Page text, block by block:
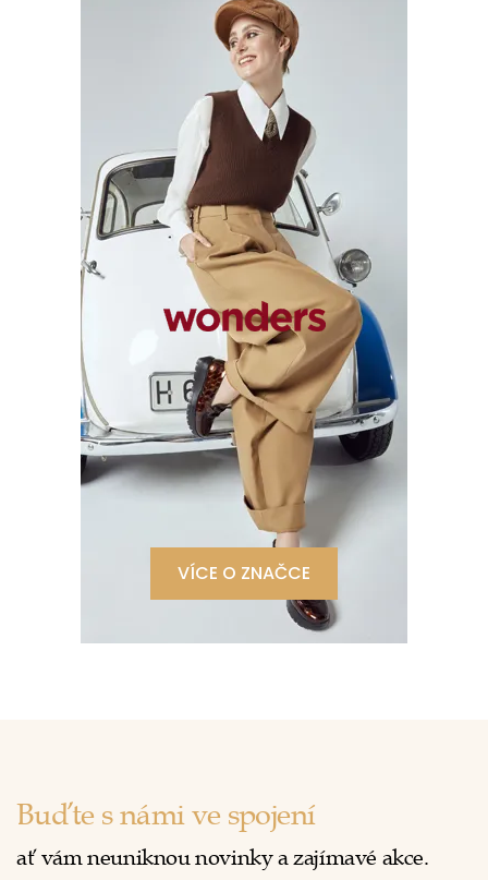
VÍCE O ZNAČCE
Buďte s námi ve spojení
ať vám neuniknou novinky a zajímavé akce.